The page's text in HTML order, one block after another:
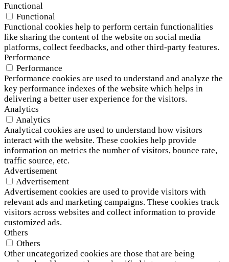
Functional
Functional
Functional cookies help to perform certain functionalities
like sharing the content of the website on social media
platforms, collect feedbacks, and other third-party features.
Performance
Performance
Performance cookies are used to understand and analyze the
key performance indexes of the website which helps in
delivering a better user experience for the visitors.
Analytics
Analytics
Analytical cookies are used to understand how visitors
interact with the website. These cookies help provide
information on metrics the number of visitors, bounce rate,
traffic source, etc.
Advertisement
Advertisement
Advertisement cookies are used to provide visitors with
relevant ads and marketing campaigns. These cookies track
visitors across websites and collect information to provide
customized ads.
Others
Others
Other uncategorized cookies are those that are being